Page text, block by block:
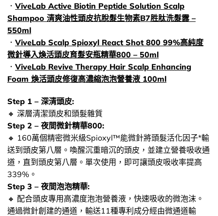
． ViveLab Active Biotin Peptide Solution Scalp
Shampoo 清爽油性頭皮抗脫髮生物素B7胜肽洗髮露 –
550ml
． ViveLab Scalp Spioxyl React Shot 800 99%高純度
微針導入煥活頭皮育髮安瓶精華800 – 50ml
． ViveLab Revive Therapy Hair Scalp Enhancing
Foam 煥活頭皮修復高濃縮泡泡營養液 100ml
Step 1 – 深清頭皮:
🔸​ 深層清潔頭皮和頭髮雜質
Step 2 – 夜間微針精華800:
🔸​ 160萬個精密微米級Spioxyl™能微針將頭髮活化因子*輸
送到頭皮第八層。喚醒沉重暗沉的頭皮，並建立營養吸收通
道，直到頭皮第八層。單次使用，即可讓頭皮吸收率提高
339%。
Step 3 – 夜間泡泡精華:
🔸​ 配合頭皮專用高濃度泡泡營養液，快速吸收的微泡沫。
通過微針創建的通道，輸送11種專利成分經由微通道輸